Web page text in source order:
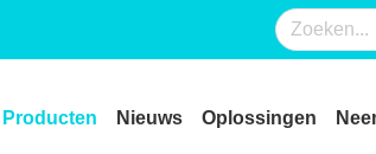
Producten Nieuws Oplossingen